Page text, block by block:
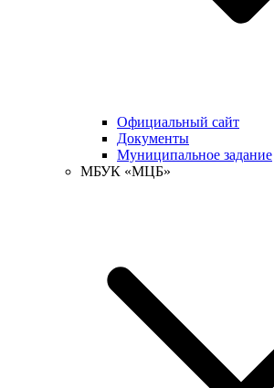
Официальный сайт
Документы
Муниципальное задание
МБУК «МЦБ»